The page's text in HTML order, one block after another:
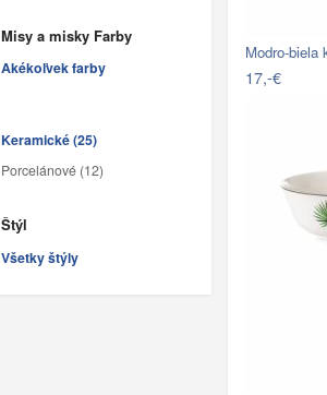
Misy a misky Farby
Akékoľvek farby
Keramické (25)
Porcelánové (12)
Štýl
Všetky štýly
Modro-
17,-€